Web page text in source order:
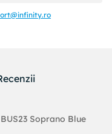
Soprano Blue